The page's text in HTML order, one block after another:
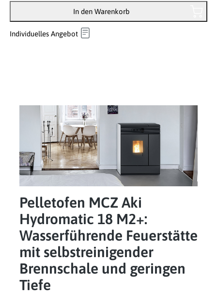
In den Warenkorb
Individuelles Angebot
Pelletofen MCZ Aki
Hydromatic 18 M2+:
Wasserführende Feuerstätte
mit selbstreinigender
Brennschale und geringen
Tiefe